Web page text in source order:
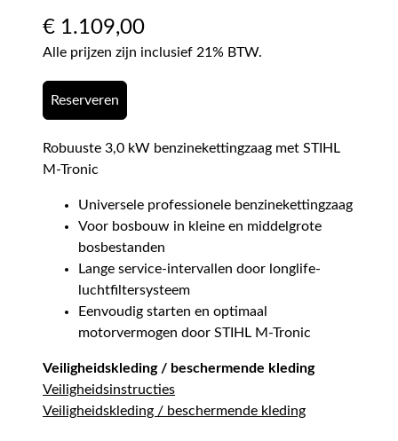
€ 1.109,00
Alle prijzen zijn inclusief 21% BTW.
Reserveren
Robuuste 3,0 kW benzinekettingzaag met STIHL
M-Tronic
Universele professionele benzinekettingzaag
Voor bosbouw in kleine en middelgrote
bosbestanden
Lange service-intervallen door longlife-
luchtfiltersysteem
Eenvoudig starten en optimaal
motorvermogen door STIHL M-Tronic
Veiligheidskleding / beschermende kleding
Veiligheidsinstructies
Veiligheidskleding / beschermende kleding